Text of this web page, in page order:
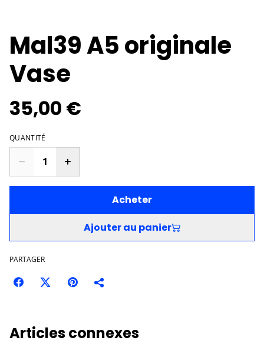
Mal39 A5 originale
Vase
35,00 €
QUANTITÉ
Acheter
Ajouter au panier
PARTAGER
Articles connexes